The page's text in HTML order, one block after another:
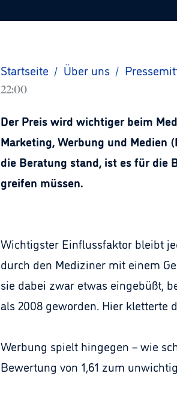
Startseite / Über uns /
22:00
Der Preis wird wichtiger beim
Marketing, Werbung und Medien
die Beratung stand, ist es für die
greifen müssen.
Wichtigster Einflussfaktor bleibt
durch den Mediziner mit einem
sie dabei zwar etwas eingebüßt,
als 2008 geworden. Hier kletterte
Werbung spielt hingegen – wie
Bewertung von 1,61 zum